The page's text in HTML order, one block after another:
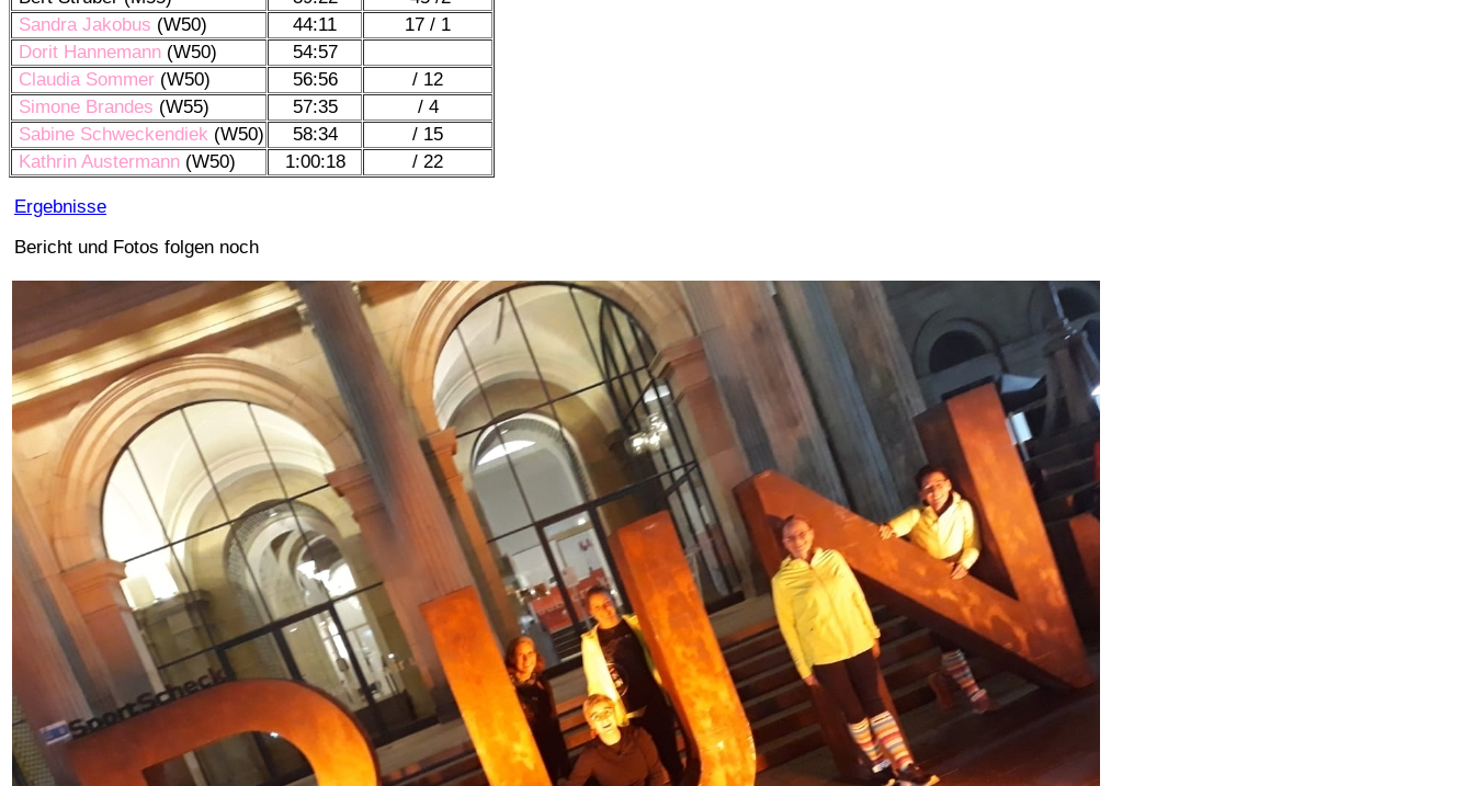
Sandra Jakobus (W50) 44:11
17 / 1
Dorit Hannemann (W50)
54:57
Claudia Sommer (W50) 56:56
/ 12
Simone Brandes (W55) 57:35
/ 4
Sabine Schweckendiek (W50) 58:34
/ 15
Kathrin Austermann (W50) 1:00:18 / 22
Ergebnisse
Bericht und Fotos folgen noch